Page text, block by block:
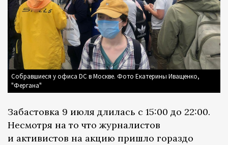
Собравшиеся у офиса DC в Москве. Фото Екатерины Иващенко,
"Фергана"
Забастовка 9 июля длилась с 15:00 до 22:00.
Несмотря на то что журналистов
и активистов на акцию пришло гораздо